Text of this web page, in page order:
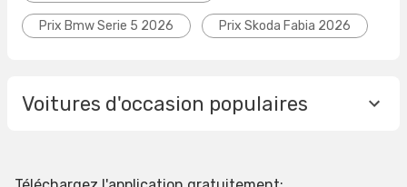
Prix Bmw Serie 5 2026 Prix Skoda Fabia 2026
Voitures d'occasion populaires